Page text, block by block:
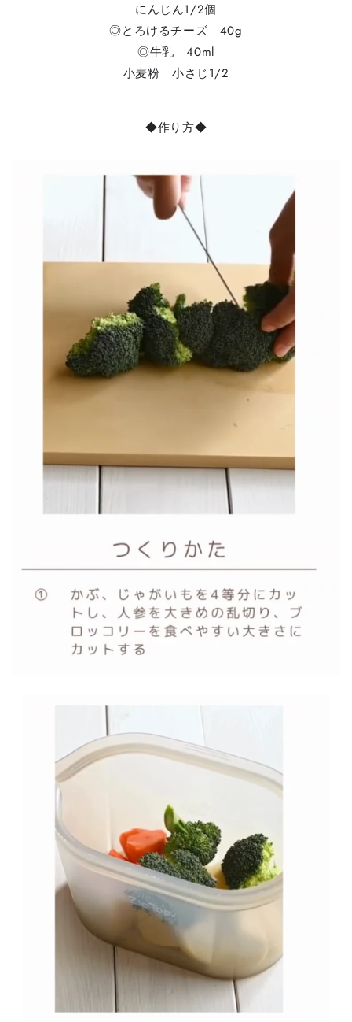
にんじん1/2個
◎とろけるチーズ 40g
◎牛乳 40ml
小麦粉 小さじ1/2
⁠⁠◆作り方◆⁠